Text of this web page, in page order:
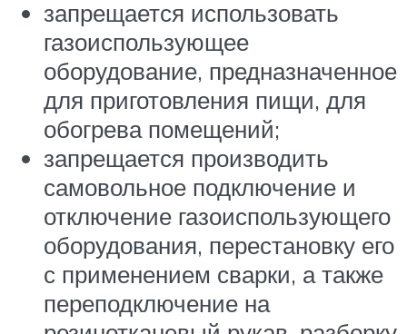
запрещается использовать
газоиспользующее
оборудование, предназначенное
для приготовления пищи, для
обогрева помещений;
запрещается производить
самовольное подключение и
отключение газоиспользующего
оборудования, перестановку его
с применением сварки, а также
переподключение на